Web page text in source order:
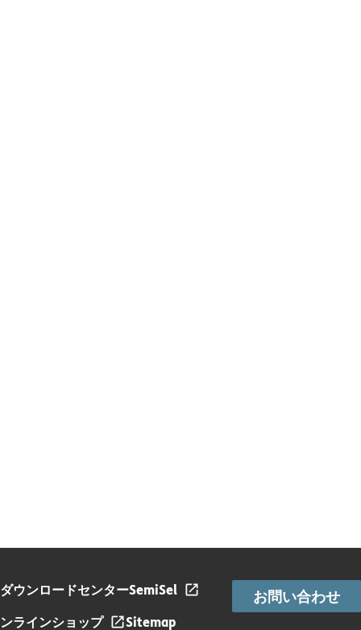
ダウンロードセンターSemiSel
ンラインショップ
Sitemap
お問い合わせ